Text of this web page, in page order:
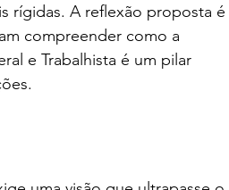
rígidas. A reflexão proposta é
compreender como a
e Trabalhista é um pilar